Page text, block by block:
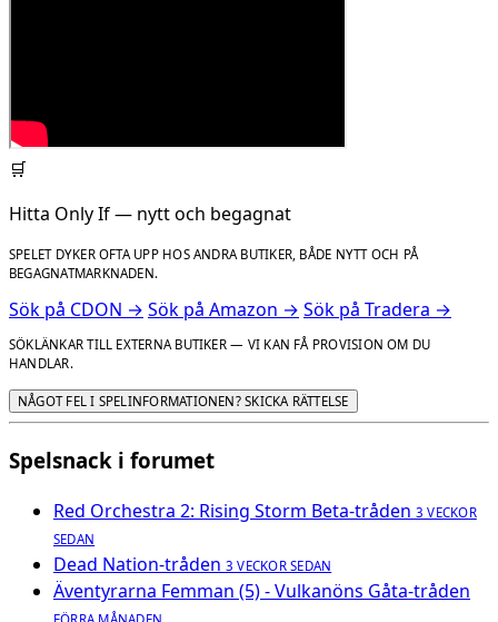
🛒
Hitta Only If — nytt och begagnat
SPELET DYKER OFTA UPP HOS ANDRA BUTIKER, BÅDE NYTT OCH PÅ
BEGAGNATMARKNADEN.
Sök på CDON → Sök på Amazon → Sök på Tradera →
SÖKLÄNKAR TILL EXTERNA BUTIKER — VI KAN FÅ PROVISION OM DU
HANDLAR.
NÅGOT FEL I SPELINFORMATIONEN? SKICKA RÄTTELSE
Spelsnack i forumet
Red Orchestra 2: Rising Storm Beta-tråden 3 VECKOR
SEDAN
Dead Nation-tråden 3 VECKOR SEDAN
Äventyrarna Femman (5) - Vulkanöns Gåta-tråden